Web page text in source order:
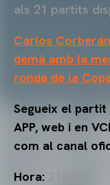
als 21 partits
Carlos
demà amb la
ronda de la
Segueix el
APP, web i en
com al canal
Hora: